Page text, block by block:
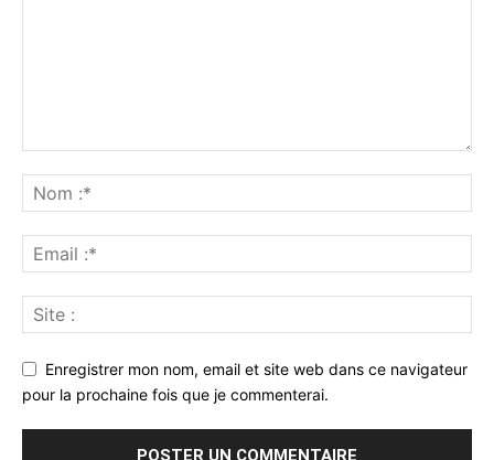
Enregistrer mon nom, email et site web dans ce navigateur
pour la prochaine fois que je commenterai.